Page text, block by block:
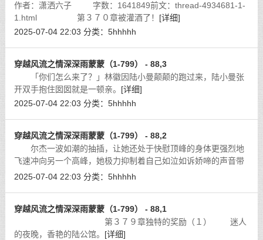
作者：潇洒六子 字数：1641849前文：thread-4934681-1-
1.html 第３７０章被灌酒了！ [详细]
2025-07-04 22:03 分类： 5hhhhh
穿越风流之情深深雨蒙蒙（1-799） - 88,3
「你们怎么来了？」林徽因陆小曼颠颠的跑过来，陆小曼张
开双手抱住囡囡就是一顿亲。 [详细]
2025-07-04 22:03 分类： 5hhhhh
穿越风流之情深深雨蒙蒙（1-799） - 88,2
尔杰一波如潮的抽插，让她还处于快慰顶峰的身体更强烈地
飞速冲向另一个高峰，她极力抑制着自己如泣如诉娇啼的声音带
着无声的哽咽：「好……好深啊……插……插到顶了……喔……
2025-07-04 22:03 分类： 5hhhhh
穿越风流之情深深雨蒙蒙（1-799） - 88,1
第３７９章独特的奖励（１） 迷人
的夜晚，香艳的陆公馆。 [详细]